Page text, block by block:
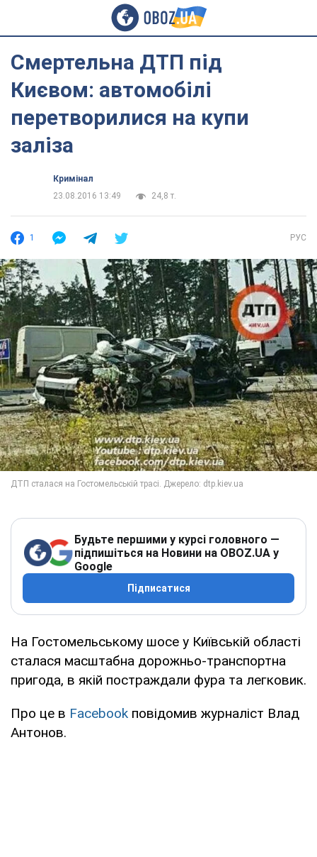
Смертельна ДТП під
Києвом: автомобілі
перетворилися на купи
заліза
Кримінал
23.08.2016 13:49
24,8 т.
1 РУС
Будьте першими у курсі головного —
підпишіться на Новини на OBOZ.UA у
Google
Підписатися
На Гостомельському шосе у Київській області
сталася масштабна дорожньо-транспортна
пригода, в якій постраждали фура та легковик.
Про це в Facebook повідомив журналіст Влад
Антонов.